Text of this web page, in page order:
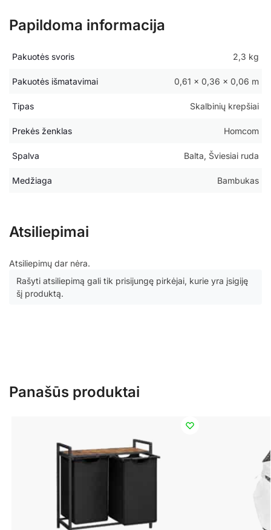
Papildoma informacija
Pakuotės svoris 2,3 kg
Pakuotės išmatavimai 0,61 × 0,36 × 0,06 m
Tipas Skalbinių krepšiai
Prekės ženklas Homcom
Spalva Balta, Šviesiai ruda
Medžiaga Bambukas
Atsiliepimai
Atsiliepimų dar nėra.
Rašyti atsiliepimą gali tik prisijungę pirkėjai, kurie yra įsigiję
šį produktą.
Panašūs produktai